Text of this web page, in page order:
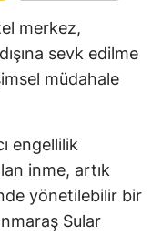
merkez,
sevk edilme
müdahale
engellilik
inme, artık
yönetilebilir bir
Sular